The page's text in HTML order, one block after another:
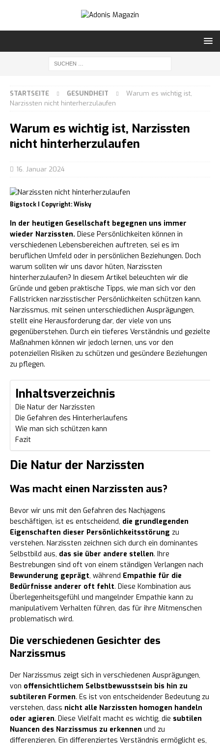
STARTSEITE GESUNDHEIT
Warum es wichtig ist,
Narzissten nicht hinterherzulaufen
Warum es wichtig ist, Narzissten
nicht hinterherzulaufen
16. Januar 2024
Bigstock I Copyright: Wisky
In der heutigen Gesellschaft begegnen uns immer
wieder Narzissten. Diese Persönlichkeiten können in
verschiedenen Lebensbereichen auftreten, sei es im
beruflichen Umfeld oder in persönlichen Beziehungen. Doch
warum sollten wir uns davor hüten, Narzissten
hinterherzulaufen? In diesem Artikel beleuchten wir die
Gründe und geben praktische Tipps, wie man sich vor den
Fallstricken narzisstischer Persönlichkeiten schützen kann.
Narzissmus, mit seinen unterschiedlichen Ausprägungen,
stellt eine Herausforderung dar, der viele von uns
gegenüberstehen. Durch ein tieferes Verständnis und gezielte
Maßnahmen können wir jedoch lernen, uns vor den
potenziellen Risiken zu schützen und gesündere Beziehungen
zu pflegen.
Inhaltsverzeichnis
Die Natur der Narzissten
Die Gefahren des Hinterherlaufens
Wie man sich schützen kann
Fazit
Die Natur der Narzissten
Was macht einen Narzissten aus?
Bevor wir uns mit den Gefahren des Nachjagens
beschäftigen, ist es entscheidend, die grundlegenden
Eigenschaften dieser Persönlichkeitsstörung zu
verstehen. Narzissten zeichnen sich durch ein dominantes
Selbstbild aus, das sie über andere stellen. Ihre
Bestrebungen sind oft von einem ständigen Verlangen nach
Bewunderung geprägt, während Empathie für die
Bedürfnisse anderer oft fehlt. Diese Kombination aus
Überlegenheitsgefühl und mangelnder Empathie kann zu
manipulativem Verhalten führen, das für ihre Mitmenschen
problematisch wird.
Die verschiedenen Gesichter des
Narzissmus
Der Narzissmus zeigt sich in verschiedenen Ausprägungen,
von offensichtlichem Selbstbewusstsein bis hin zu
subtileren Formen. Es ist von entscheidender Bedeutung zu
verstehen, dass nicht alle Narzissten homogen handeln
oder agieren. Diese Vielfalt macht es wichtig, die subtilen
Nuancen des Narzissmus zu erkennen und zu
differenzieren. Ein differenziertes Verständnis ermöglicht es,